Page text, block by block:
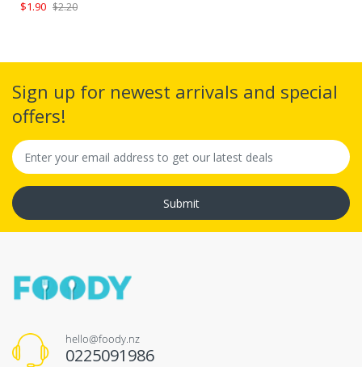
$1.90 $2.20
Sign up for newest arrivals and special
offers!
Submit
hello@foody.nz
0225091986